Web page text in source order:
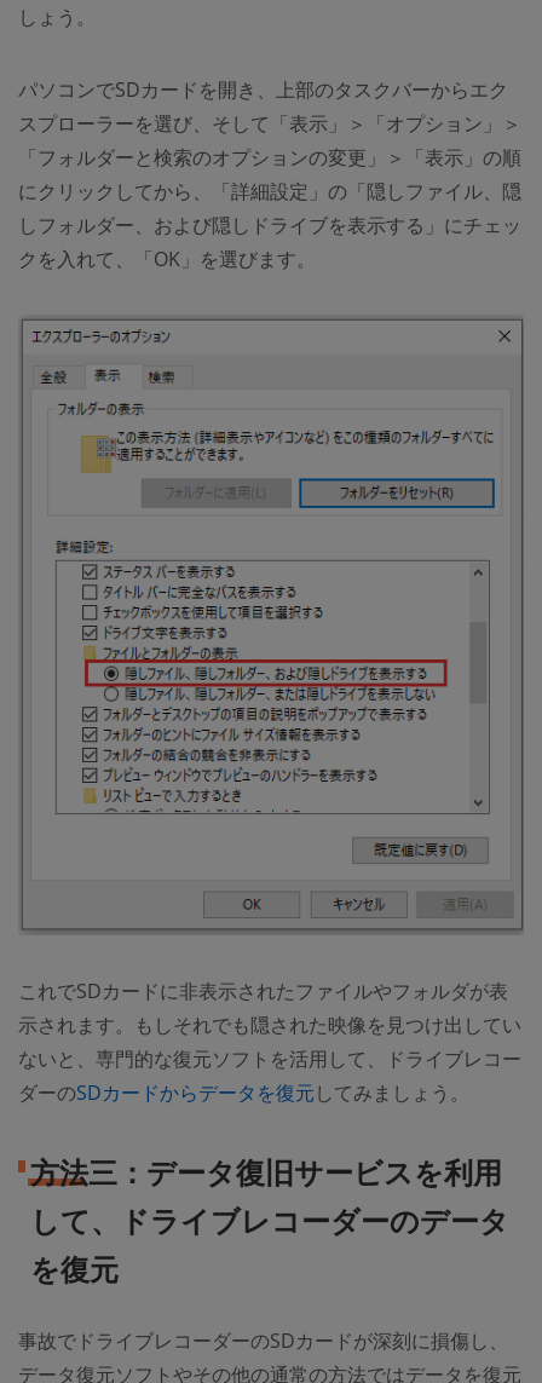
しょう。
パソコンでSDカードを開き、上部のタスクバーからエク
スプローラーを選び、そして「表示」＞「オプション」＞
「フォルダーと検索のオプションの変更」＞「表示」の順
にクリックしてから、「詳細設定」の「隠しファイル、隠
しフォルダー、および隠しドライブを表示する」にチェッ
クを入れて、「OK」を選びます。
これでSDカードに非表示されたファイルやフォルダが表
示されます。もしそれでも隠された映像を見つけ出してい
ないと、専門的な復元ソフトを活用して、ドライブレコー
ダーのSDカードからデータを復元してみましょう。
方法三：データ復旧サービスを利用
して、ドライブレコーダーのデータ
を復元
事故でドライブレコーダーのSDカードが深刻に損傷し、
データ復元ソフトやその他の通常の方法ではデータを復元